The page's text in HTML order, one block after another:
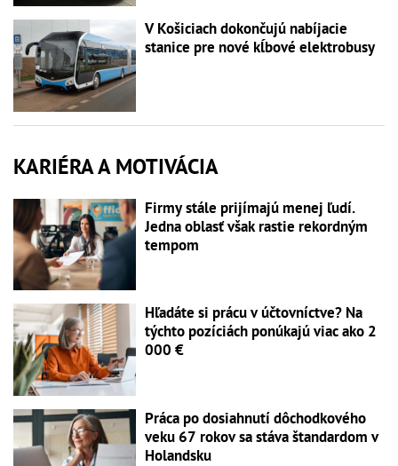
V Košiciach dokončujú nabíjacie
stanice pre nové kĺbové elektrobusy
KARIÉRA A MOTIVÁCIA
Firmy stále prijímajú menej ľudí.
Jedna oblasť však rastie rekordným
tempom
Hľadáte si prácu v účtovníctve? Na
týchto pozíciách ponúkajú viac ako 2
000 €
Práca po dosiahnutí dôchodkového
veku 67 rokov sa stáva štandardom v
Holandsku